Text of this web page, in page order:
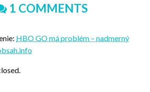
1 COMMENTS
HBO GO má problém – nadmerný